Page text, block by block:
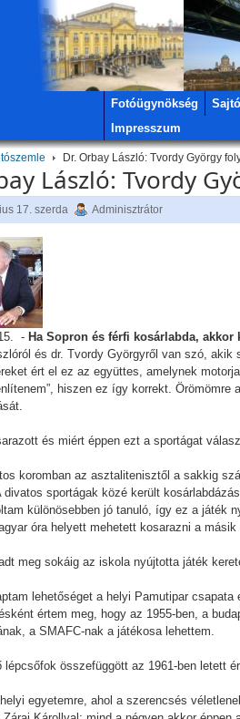
Fotóügynökség
Impresszum
Dr. Orbay László: Tvordy György
László: Tvordy
17. szerda Adminisztrátor
- Ha Sopron és férfi kosárlabda,
és dr. Tvordy Györgyről van szó,
ért el ez az együttes, amelynek
hiszen ez így korrekt.
és miért éppen ezt a sportágat
koromban az asztalitenisztől a sakkig
divatos sportágak közé került
különösebben jó tanuló, így ez a játék
óra helyett mehetett kosarazni a
meg sokáig az iskola nyújtotta játék
lehetőséget a helyi Pamutipar
értem meg, hogy az 1955-ben, a
a SMAFC-nak a játékosa lehettem.
lépcsőfok összefüggött az 1961-ben letett
egyetemre, ahol a szerencsés